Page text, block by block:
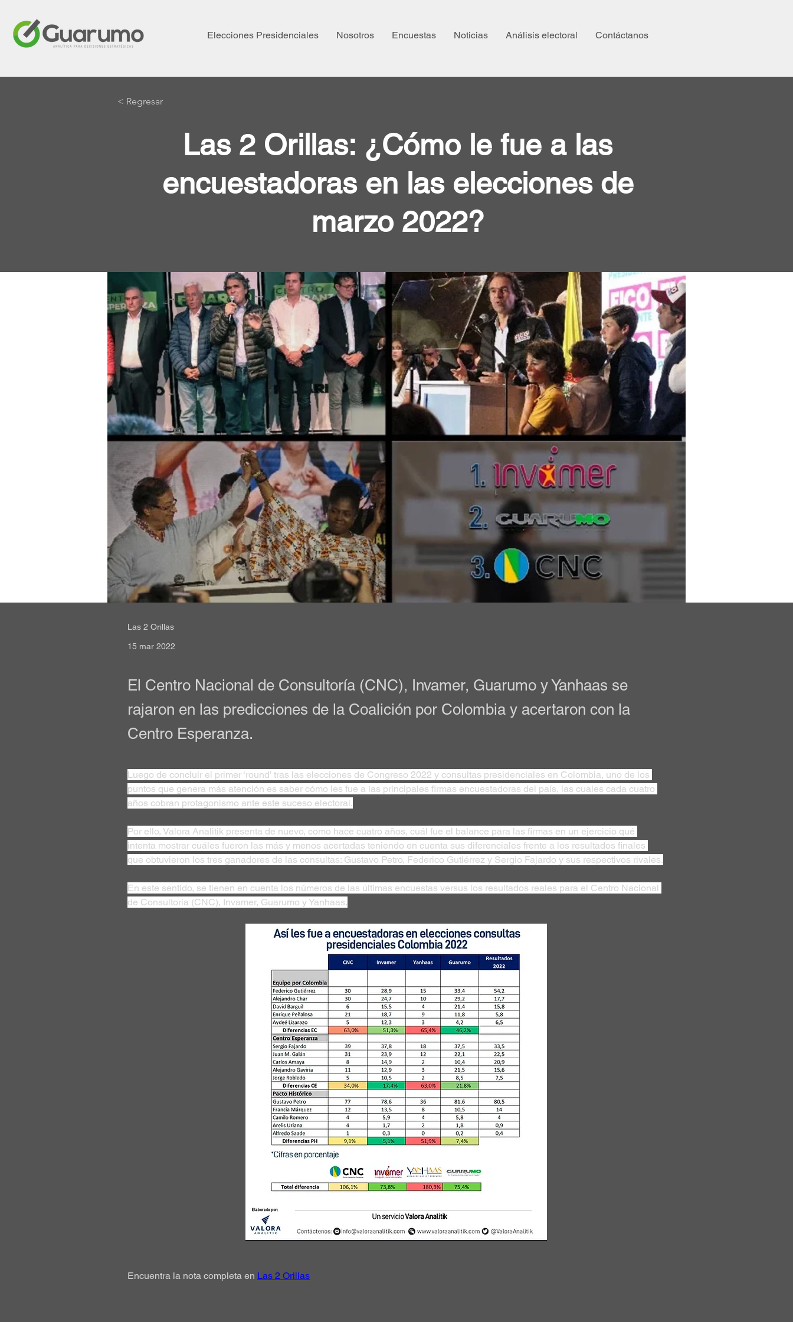
Elecciones Presidenciales Nosotros Encuestas Noticias Análisis electoral Contáctanos
< Regresar
Las 2 Orillas: ¿Cómo le fue a las
encuestadoras en las elecciones de
marzo 2022?
Las 2 Orillas
15 mar 2022
El Centro Nacional de Consultoría (CNC), Invamer, Guarumo y Yanhaas se
rajaron en las predicciones de la Coalición por Colombia y acertaron con la
Centro Esperanza.
Luego de concluir el primer ‘round’ tras las elecciones de Congreso 2022 y consultas presidenciales en Colombia, uno de los
puntos que genera más atención es saber cómo les fue a las principales firmas encuestadoras del país, las cuales cada cuatro
años cobran protagonismo ante este suceso electoral.
Por ello, Valora Analitik presenta de nuevo, como hace cuatro años, cuál fue el balance para las firmas en un ejercicio qué
intenta mostrar cuáles fueron las más y menos acertadas teniendo en cuenta sus diferenciales frente a los resultados finales
que obtuvieron los tres ganadores de las consultas: Gustavo Petro, Federico Gutiérrez y Sergio Fajardo y sus respectivos rivales.
En este sentido, se tienen en cuenta los números de las últimas encuestas versus los resultados reales para el Centro Nacional
de Consultoría (CNC), Invamer, Guarumo y Yanhaas.
Encuentra la nota completa en Las 2 Orillas